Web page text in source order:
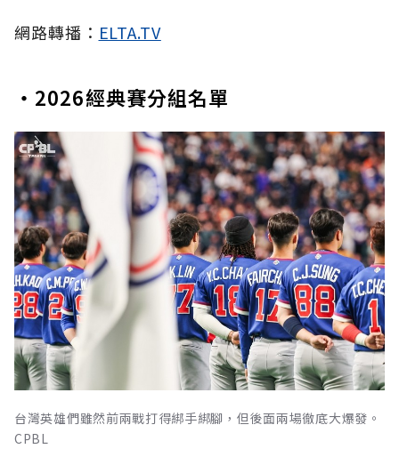
網路轉播： ELTA.TV
・2026經典賽分組名單
台灣英雄們雖然前兩戰打得綁手綁腳，但後面兩場徹底大爆發。
CPBL